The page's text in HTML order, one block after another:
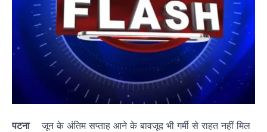
पटनाजून के अंतिम सप्ताह आने के बावजूद भी गर्मी से राहत नहीं मिल